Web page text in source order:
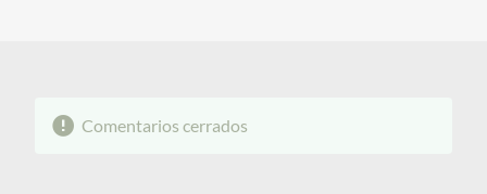
Comentarios cerrados